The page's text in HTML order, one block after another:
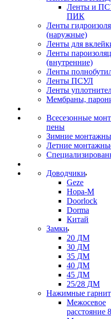
Ленты и
ПИК
Ленты
(наружные)
Ленты для
Ленты
(внутренние)
Ленты
Ленты ПСУЛ
Ленты
Мембраны,
Всесезонные
пены
Зимние
Летние
Доводчики
Geze
Нора-М
Doorlock
Dorma
Китай
Замки
20 ДМ
30 ДМ
35 ДМ
40 ДМ
45 ДМ
25/28 ДМ
Нажимные
Межосевое
расстояние